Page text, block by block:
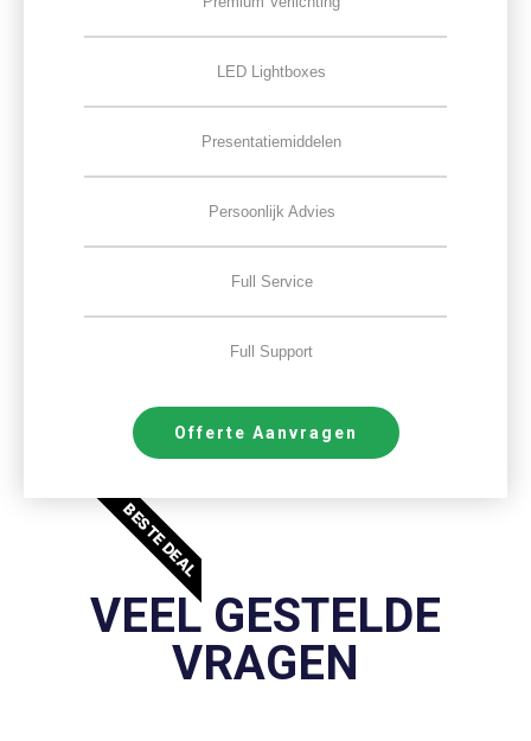
LED Lightboxes
Presentatiemiddelen
Persoonlijk Advies
Full Service
Full Support
Offerte Aanvragen
BESTE DEAL
VEEL GESTELDE
VRAGEN